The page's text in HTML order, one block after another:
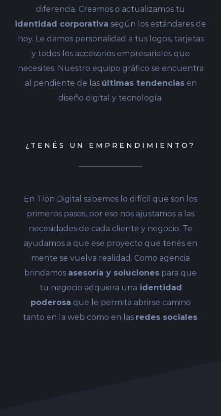
diferencia. Creamos o actualizamos tu
identidad corporativa según los estándares de
hoy. Le damos personalidad a tus logos, tarjetas
y todos los accesorios empresariales que
necesites. Nuestro equipo gráfico se encuentra
al pendiente de las últimas tendenciasen
diseño digital y tecnología.
¿TENÉS UN EMPRENDIMIENTO?
En Tlön Digital sabemos lo difícil que son los
primeros pasos, por eso nos ajustamos a las
necesidades de cada cliente y negocio. Te
ayudamos a que ese proyecto que tenés en
mente se vuelva realidad. Como agencia
brindamos asesoría y soluciones para que
tu negocio adquiera una identidad
poderosa que le permita abrirse camino
tanto en la web como en las redes sociales.